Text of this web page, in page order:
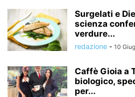
Surgelati e
scienza
verdure...
redazione - 10
Caffè Gioia a
biologico,
per...